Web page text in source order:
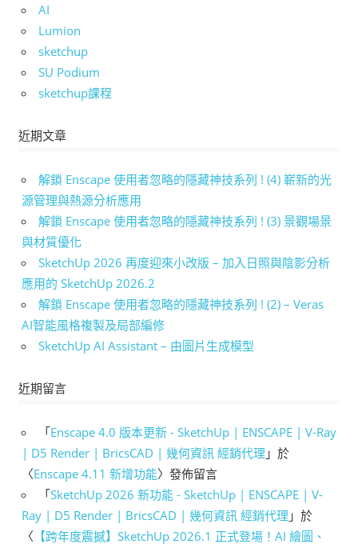
AI
Lumion
sketchup
SU Podium
sketchup課程
近期文章
解鎖 Enscape 使用者忽略的隱藏神技系列 ! (4) 嶄新的光
源管理與熱源分析應用
解鎖 Enscape 使用者忽略的隱藏神技系列 ! (3) 景觀場景
與材質優化
SketchUp 2026 再度迎來小改版 – 加入日照與陰影分析
應用的 SketchUp 2026.2
解鎖 Enscape 使用者忽略的隱藏神技系列 ! (2) – Veras
AI智能風格複製及局部編修
SketchUp AI Assistant – 由圖片生成模型
近期留言
「Enscape 4.0 版本更新 - SketchUp | ENSCAPE | V-Ray
| D5 Render | BricsCAD | 幾何資訊 經銷代理 」於
〈Enscape 4.11 新增功能〉發佈留言
「SketchUp 2026 新功能 - SketchUp | ENSCAPE | V-
Ray | D5 Render | BricsCAD | 幾何資訊 經銷代理 」於
〈 【跨年度震撼】SketchUp 2026.1 正式登場！AI 繪圖、